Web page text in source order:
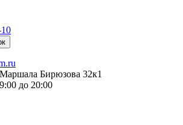
Бирюзова 32к1
до 20:00